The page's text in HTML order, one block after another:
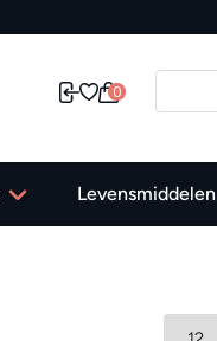
0
Levensmiddelen